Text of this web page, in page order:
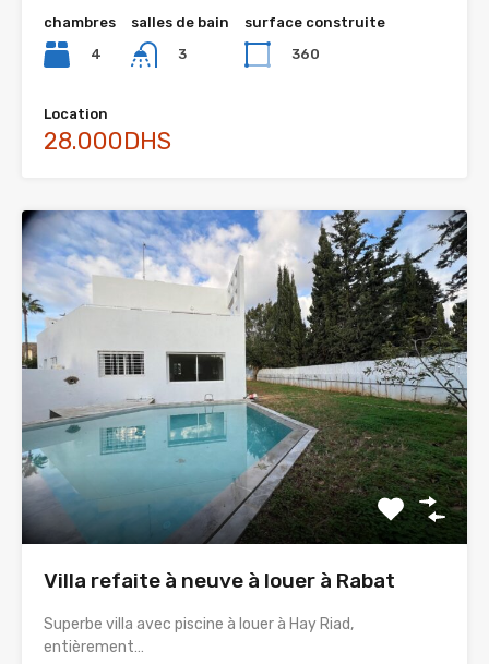
chambres
4
salles de bain
3
surface construite
360
Location
28.000DHS
Villa refaite à neuve à louer à Rabat
Superbe villa avec piscine à louer à Hay Riad,
entièrement…